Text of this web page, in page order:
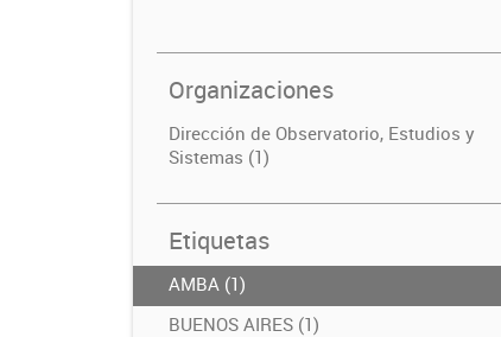
Organizaciones
Dirección de Observatorio, Estudios y
Sistemas (1)
Etiquetas
AMBA (1)
BUENOS AIRES (1)